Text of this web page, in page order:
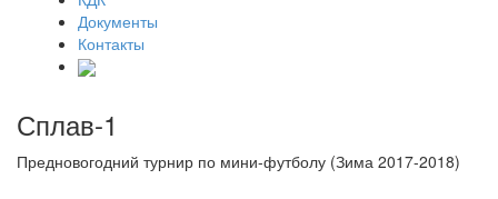
Документы
Контакты
Сплав-1
Предновогодний турнир по мини-футболу (Зима 2017-2018)